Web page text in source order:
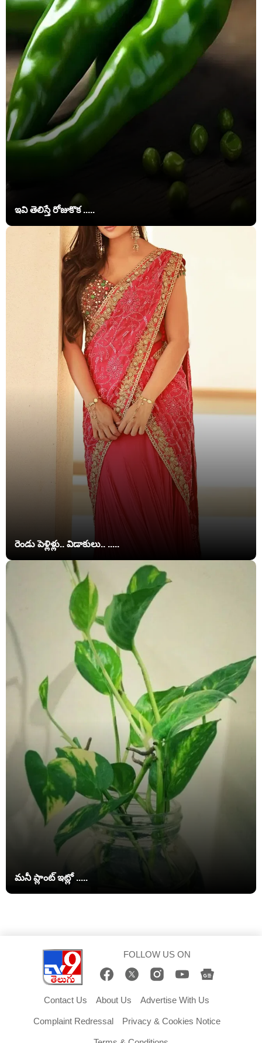
ఇవి తెలిస్తే రోజుకొక .....
రెండు పెళ్లిళ్లు.. విడాకులు.. .....
మనీ ప్లాంట్ ఇట్లో .....
FOLLOW US ON
Contact Us About Us Advertise With Us
Complaint Redressal Privacy & Cookies Notice